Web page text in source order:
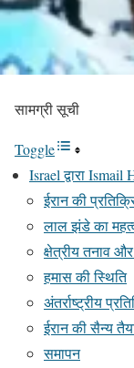
सामग्री सूची
Toggle
Israel द्वारा Ismail
ईरान की
लाल झंडे का
क्षेत्रीय तनाव
हमास की स्थिति
अंतर्राष्ट्रीय
ईरान की सैन्य
समापन